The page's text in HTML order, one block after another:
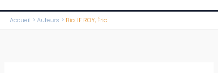
Accueil Auteurs Bio LE ROY, Éric